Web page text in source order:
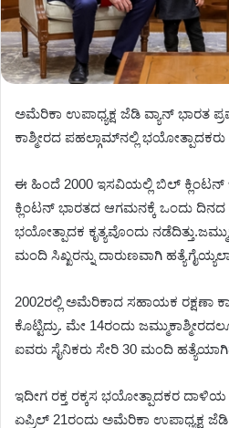
ಅಮೆರಿಕಾ ಉಪಾಧ್ಯಕ್ಷ ಜೆಡಿ ವ್ಯಾನ್ ಭಾರತ
ಕಾಶ್ಮೀರದ ಪಹಲ್ಗಾಮ್​​ನಲ್ಲಿ
ಈ ಹಿಂದೆ 2000 ಇಸವಿಯಲ್ಲಿ ಬಿಲ್ ಕ್ಲಿಂಟನ್
ಕ್ಲಿಂಟನ್ ಭಾರತದ ಆಗಮನಕ್ಕೆ ಒಂದು
ಭಯೋತ್ಪಾದಕ ಕೃತ್ಯವೊಂದು
ಮಂದಿ ಸಿಖ್ಖರನ್ನು ದಾರುಣವಾಗಿ
2002ರಲ್ಲಿ ಅಮೆರಿಕಾದ ಸಹಾಯಕ ರಕ್ಷಣಾ
ಕೊಟ್ಟಿದ್ರು. ಮೇ 14ರಂದು
ಐವರು ಸೈನಿಕರು ಸೇರಿ 30 ಮಂದಿ
ಇದೀಗ ರಕ್ತ ರಕ್ಕಸ ಭಯೋತ್ಪಾದಕರ
ಏಪ್ರಿಲ್ 21ರಂದು ಅಮೆರಿಕಾ ಉಪಾಧ್ಯಕ್ಷ ಜೆಡಿ